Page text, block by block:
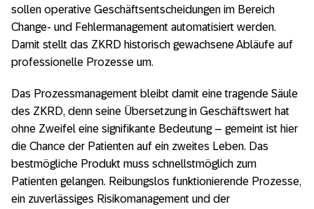
sollen operative Geschäftsentscheidungen im Bereich
Change- und Fehlermanagement automatisiert werden.
Damit stellt das ZKRD historisch gewachsene Abläufe auf
professionelle Prozesse um.
Das Prozessmanagement bleibt damit eine tragende Säule
des ZKRD, denn seine Übersetzung in Geschäftswert hat
ohne Zweifel eine signifikante Bedeutung – gemeint ist hier
die Chance der Patienten auf ein zweites Leben. Das
bestmögliche Produkt muss schnellstmöglich zum
Patienten gelangen. Reibungslos funktionierende Prozesse,
ein zuverlässiges Risikomanagement und der